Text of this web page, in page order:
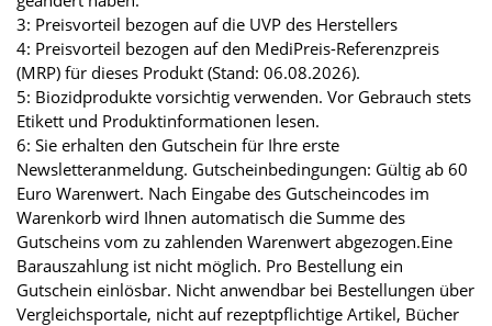
3: Preisvorteil bezogen auf die UVP des Herstellers
4: Preisvorteil bezogen auf den MediPreis-Referenzpreis
(MRP) für dieses Produkt (Stand: 06.08.2026).
5: Biozidprodukte vorsichtig verwenden. Vor Gebrauch stets
Etikett und Produktinformationen lesen.
6: Sie erhalten den Gutschein für Ihre erste
Newsletteranmeldung. Gutscheinbedingungen: Gültig ab 60
Euro Warenwert. Nach Eingabe des Gutscheincodes im
Warenkorb wird Ihnen automatisch die Summe des
Gutscheins vom zu zahlenden Warenwert abgezogen.Eine
Barauszahlung ist nicht möglich. Pro Bestellung ein
Gutschein einlösbar. Nicht anwendbar bei Bestellungen über
Vergleichsportale, nicht auf rezeptpflichtige Artikel, Bücher